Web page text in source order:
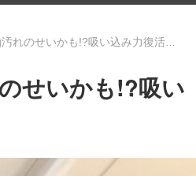
のせいかも!?吸い込み力復活の秘訣
せいかも!?吸い